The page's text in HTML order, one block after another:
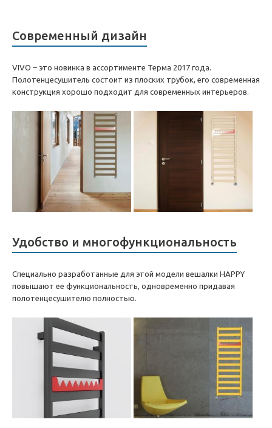
Современный дизайн
VIVO – это новинка в ассортименте Терма 2017 года.
Полотенцесушитель состоит из плоских трубок, его современная
конструкция хорошо подходит для современных интерьеров.
Удобство и многофункциональность
Специально разработанные для этой модели вешалки HAPPY
повышают ее функциональность, одновременно придавая
полотенцесушителю полностью.